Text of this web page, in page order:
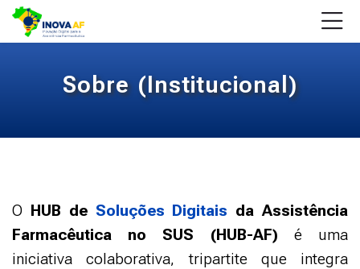
Skip to navigation
Skip to login form
Ir para o conteúdo principal
Skip to accessibility options
Skip to footer
Skip accessibility options
Página inicial
Última atualização: segunda-feira, 12 jan. 2026, 18:05
Sobre (Institucional)
O HUB de Soluções Digitais da Assistência
Farmacêutica no SUS (HUB-AF) é uma
iniciativa colaborativa, tripartite que integra